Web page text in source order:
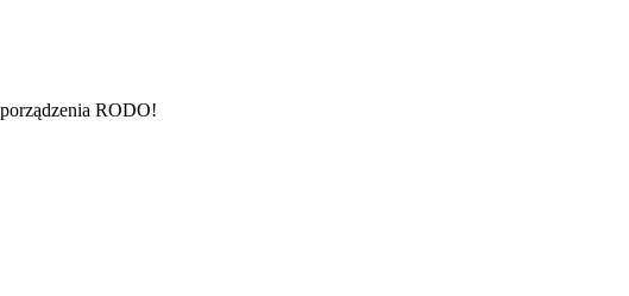
RODO!